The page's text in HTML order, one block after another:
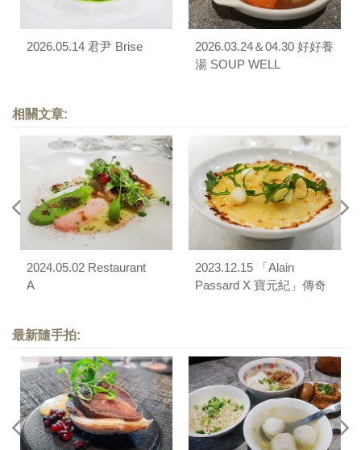
2026.05.14 君尹 Brise
2026.03.24＆04.30 好好養
湯 SOUP WELL
相關文章:
2024.05.02 Restaurant
A
2023.12.15 「Alain
Passard X 寶元紀」傳奇
最新隨手拍: